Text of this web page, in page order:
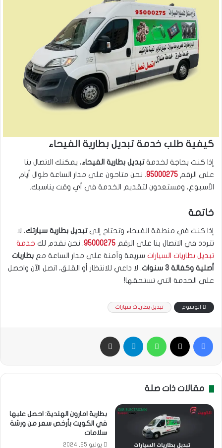
كيفية طلب خدمة تبديل بطارية الفيحاء
إذا كنت بحاجة لخدمةتبديل بطارية الفيحاء، يمكنك الاتصال بنا
على الرقم 95000275. نحن متاحون على مدار الساعة طوال أيام
الأسبوع، ومستعدون لتقديم الخدمة في أي وقت يناسبك.
خاتمة
إذا كنت في منطقة الفيحاء وتحتاج إلىتبديل بطارية سيارتك، لا
تتردد في الاتصال بنا على الرقم 95000275. نحن نقدم لك خدمة
تبديل بطاريات السيارات سريعة وآمنة على مدار الساعة مع بطاريات
أصلية وكفالة 3 سنوات
. لا داعي للانتظار أو القلق، اتصل الآن واحصل
على الخدمة التي تستحقها!
الوسوم تبديل بطاريات سيارات
فيسبوك واتساب تيلقرام
مقالات ذات صلة
بطارية امارون الهندية: احصل عليها
في الكويت بأرخص سعر من ورشة
سلامات
يوليو 25, 2024